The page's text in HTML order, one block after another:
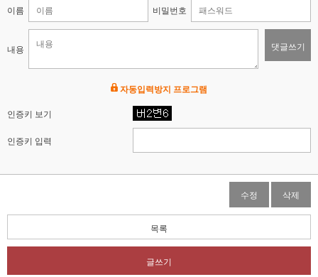
이름 비밀번호
내용 댓글쓰기
자동입력방지 프로그램
인증키 보기
인증키 입력
수정 삭제
목록
글쓰기